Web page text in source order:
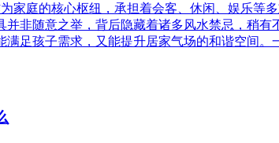
家庭的核心枢纽，承担着会客、休闲、娱乐等
非随意之举，背后隐藏着诸多风水禁忌，稍
足孩子需求，又能提升居家气场的和谐空间。